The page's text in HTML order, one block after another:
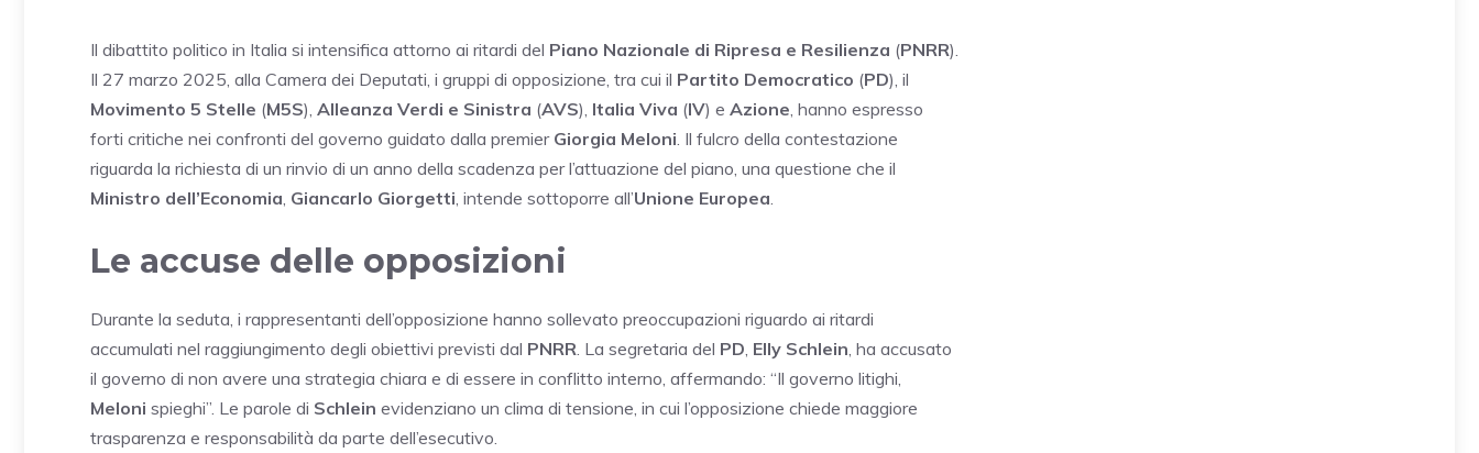
Il dibattito politico in Italia si intensifica attorno ai ritardi del Piano Nazionale di Ripresa e Resilienza (PNRR).
Il 27 marzo 2025, alla Camera dei Deputati, i gruppi di opposizione, tra cui il Partito Democratico (PD), il
Movimento 5 Stelle (M5S), Alleanza Verdi e Sinistra (AVS), Italia Viva (IV) e Azione , hanno espresso
forti critiche nei confronti del governo guidato dalla premier Giorgia Meloni . Il fulcro della contestazione
riguarda la richiesta di un rinvio di un anno della scadenza per l’attuazione del piano, una questione che il
Ministro dell’Economia Giancarlo Giorgetti , intende sottoporre all’Unione Europea
Le accuse delle opposizioni
Durante la seduta, i rappresentanti dell’opposizione hanno sollevato preoccupazioni riguardo ai ritardi
accumulati nel raggiungimento degli obiettivi previsti dal PNRR . La segretaria del PD Elly Schlein , ha accusato
il governo di non avere una strategia chiara e di essere in conflitto interno, affermando: “Il governo litighi,
Meloni spieghi”. Le parole di Schlein evidenziano un clima di tensione, in cui l’opposizione chiede maggiore
trasparenza e responsabilità da parte dell’esecutivo.